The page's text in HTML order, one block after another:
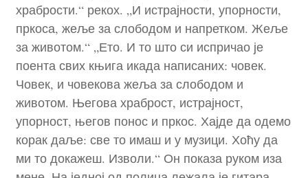
храбрости.“ рекох. „И истрајности, упорности,
пркоса, жеље за слободом и напретком. Жеље
за животом.“ „Ето. И то што си испричао је
поента свих књига икада написаних: човек.
Човек, и човекова жеља за слободом и
животом. Његова храброст, истрајност,
упорност, његов понос и пркос. Хајде да одемо
корак даље: све то имаш и у музици. Хоћу да
ми то докажеш. Изволи.“ Он показа руком иза